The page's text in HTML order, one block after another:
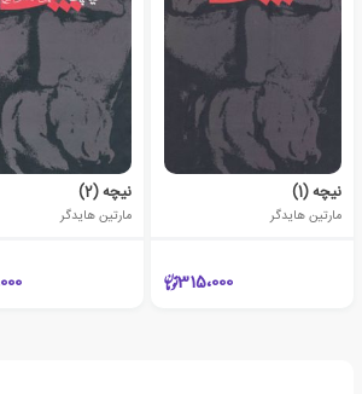
نیچه (1)
مارتین هایدگر
315،000
نیچه (2)
مارتین هایدگر